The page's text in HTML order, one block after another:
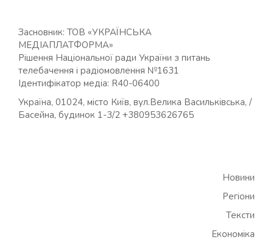
Засновник: ТОВ «УКРАЇНСЬКА
МЕДІАПЛАТФОРМА»
Рішення Національної ради України з питань
телебачення і радіомовлення №1631
Ідентифікатор медіа: R40-06400
Україна, 01024, місто Київ, вул.Велика Васильківська, /
Басейна, будинок 1-3/2 +380953626765
Новини
Регіони
Тексти
Економіка